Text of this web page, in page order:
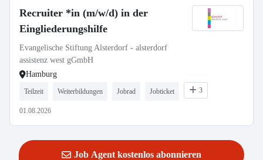
Recruiter *in (m/w/d) in der
Eingliederungshilfe
Evangelische Stiftung Alsterdorf - alsterdorf
assistenz west gGmbH
Hamburg
Teilzeit Weiterbildungen Jobrad Jobticket 3
01.08.2026
Job Agent kostenlos abonnieren